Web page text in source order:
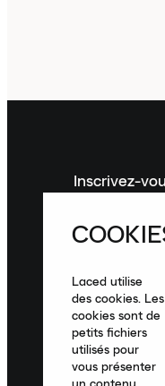
Inscrivez-
Inscrivez-
dernières
France|
Laced utilise
des cookies. Les
cookies sont de
petits fichiers
utilisés pour
vous présenter